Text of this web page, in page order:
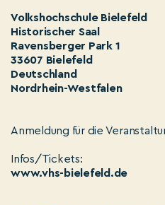
Volkshochschule Bielefeld
Historischer Saal
Ravensberger Park 1
33607 Bielefeld
Deutschland
Nordrhein-Westfalen
Anmeldung für die
Infos/Tickets:
www.vhs-bielefeld.de